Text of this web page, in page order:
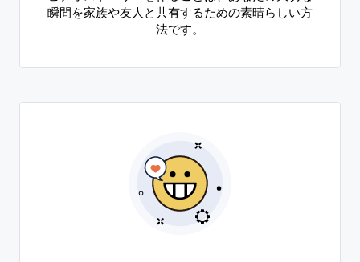
瞬間を家族や友人と共有するための素晴らしい方
法です。